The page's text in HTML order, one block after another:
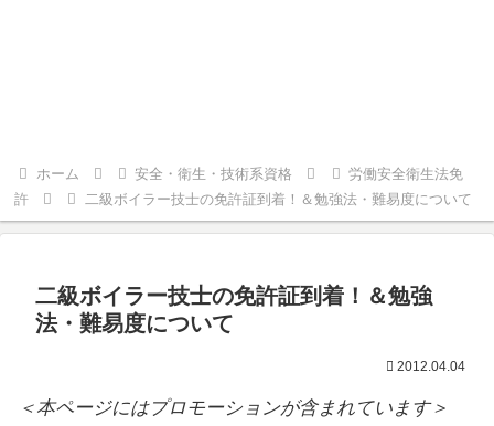
ホーム 安全・衛生・技術系資格
労働安全衛生法免
許
二級ボイラー技士の免許証到着！＆勉強法・難易度について
二級ボイラー技士の免許証到着！＆勉強
法・難易度について
2012.04.04
＜本ページにはプロモーションが含まれています＞